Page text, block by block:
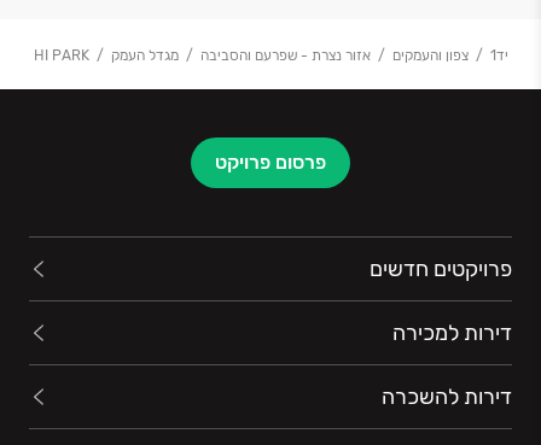
יד1 צפון והעמקים אזור נצרת - שפרעם והסביבה מגדל העמק HI PARK
פרסום פרויקט
פרויקטים חדשים
דירות למכירה
דירות להשכרה